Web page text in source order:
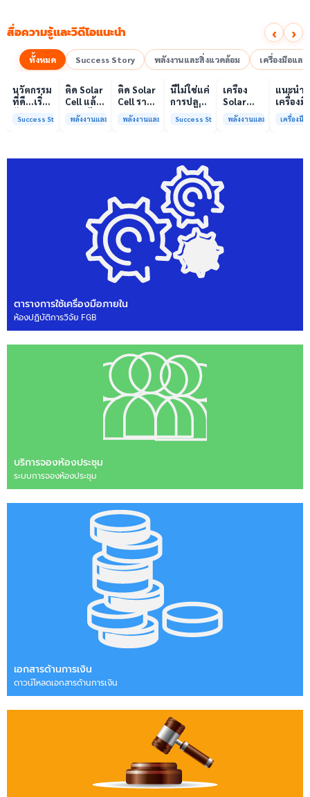
สื่อความรู้และวิดีโอแนะนำ ‹ ›
ทั้งหมด Success Story พลังงานและสิ่งแวดล้อม เครื่องมือแล
00:10
นวัตกรรม
ที่ดี…เริ่ม
ความร่วม
Success Story
00:10
ติด Solar
Cell แล้ว
ลดค่าไฟ
ได้จริง
พลังงานและสิ่งแวดล้อม
00:08
ติด Solar
Cell ราคา
แพง แต่
ค่าไฟ
พลังงานและสิ่งแวดล้อม
เล่นวิดีโอ
นี่ไม่ใช่แค่
การปลูก
คือการ
ให้ป่า
ต้นน้ำและ
ชุมชน
Success Story
เครื่อง
Solar
Simulator
มาตรฐาน
รับรอง
ISO/IEC17025
บริการ
พลังงานและสิ่งแวดล้อม
เล่
01:00
แนะนำ
เครื่องมื
วิเคราะ
ทดสอบ
การกลา
เครื่องมื
ตารางการใช้เครื่องมือภายใน
ห้องปฏิบัติการวิจัย FGB
บริการจองห้องประชุม
ระบบการจองห้องประชุม
เอกสารด้านการเงิน
ดาวน์โหลดเอกสารด้านการเงิน